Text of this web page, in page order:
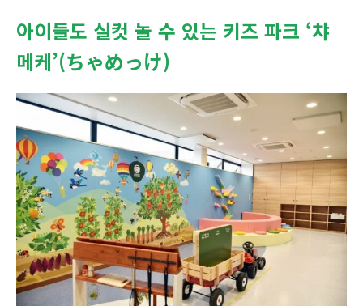
아이들도 실컷 놀 수 있는 키즈 파크 ‘챠
메케’(ちゃめっけ)